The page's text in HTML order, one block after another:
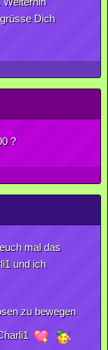
Dich
?
mal das
und ich
zu bewegen